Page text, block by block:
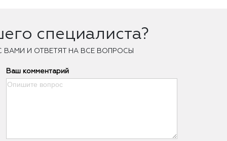
специалиста?
ВАМИ И ОТВЕТЯТ НА ВСЕ ВОПРОСЫ
Ваш комментарий